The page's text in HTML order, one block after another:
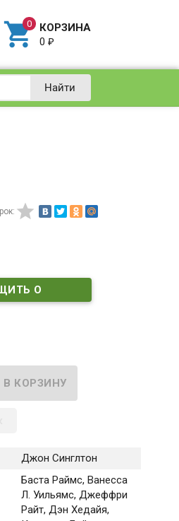
 КОРЗИНА
0₽
Найти

О
Джон Синглтон
Баста Раймс, Ванесса
Л. Уильямс, Джеффри
Райт, Дэн Хедайя,